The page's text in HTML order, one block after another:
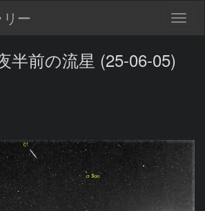
ー
半前の流星 (25-06-05)